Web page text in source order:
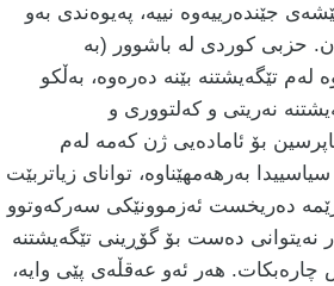
جێندەرییەوە نییە، پەیوەندی بەو
حزبی كوردی لە باشوور (بە
لەم تێگەیشتنە بێنە دەرەوە، بەڵكو
نەریتی و كەلتووری و
بۆ ئامادەیی ژن كەمە لەم
بەرهەمهێناوە، توانای زیاتربێت
دەریخست ئەزموونێكی سەركەوتوو
نەیتوانی دەست بۆ گۆڕینی تێگەیشتنە
چارەبكات. هەر ئەو عەقڵەی پێی وایە،